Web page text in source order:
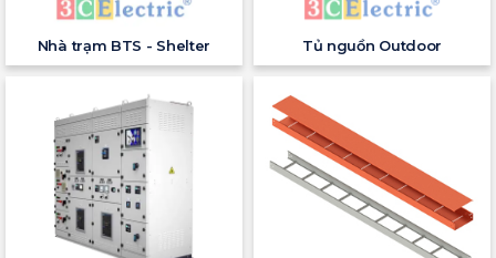
Nhà trạm BTS - Shelter Tủ nguồn Outdoor